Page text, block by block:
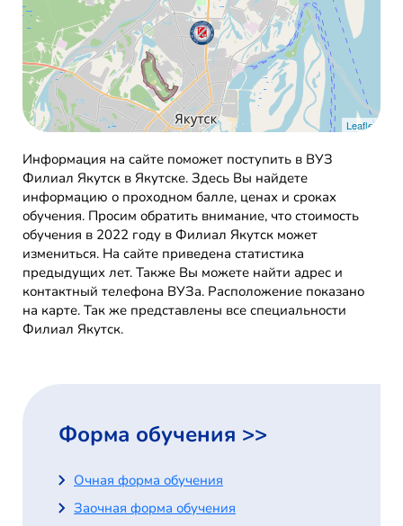
Leaflet
Информация на сайте поможет поступить в ВУЗ
Филиал Якутск в Якутске. Здесь Вы найдете
информацию о проходном балле, ценах и сроках
обучения. Просим обратить внимание, что стоимость
обучения в 2022 году в Филиал Якутск может
измениться. На сайте приведена статистика
предыдущих лет. Также Вы можете найти адрес и
контактный телефона ВУЗа. Расположение показано
на карте. Так же представлены все специальности
Филиал Якутск.
Форма обучения >>
Очная форма обучения
Заочная форма обучения